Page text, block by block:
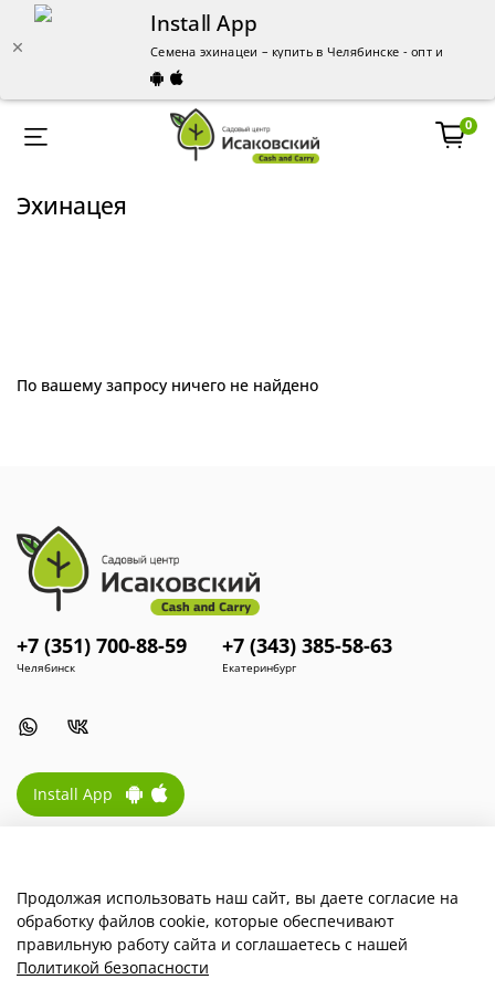
Install App
Семена эхинацеи – купить в Челябинске - опт и
0
Эхинацея
По вашему запросу ничего не найдено
Для покупателей
Install App
+7 (351) 700-88-59
Челябинск
+7 (343) 385-58-63
Екатеринбург
Продолжая использовать наш сайт, вы даете согласие на
обработку файлов cookie, которые обеспечивают
правильную работу сайта и соглашаетесь с нашей
Политикой безопасности